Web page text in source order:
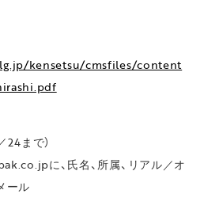
kensetsu/cmsfiles/content
24まで）
に、氏名、所属、リアル／オ
ール